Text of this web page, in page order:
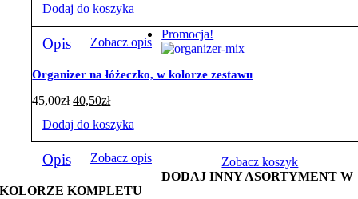
Dodaj do koszyka
Opis Zobacz opis
Promocja!
Organizer na łóżeczko, w kolorze zestawu
45,00zł 40,50zł
Dodaj do koszyka
Opis Zobacz opis
Zobacz koszyk
DODAJ INNY ASORTYMENT W
KOLORZE KOMPLETU